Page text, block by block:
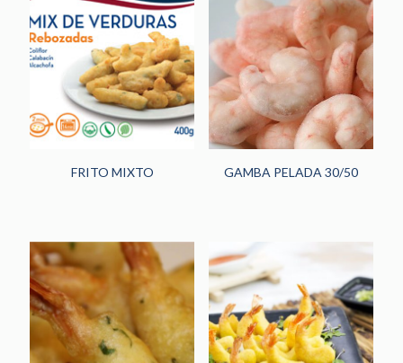
FRITO MIXTO GAMBA PELADA 30/50